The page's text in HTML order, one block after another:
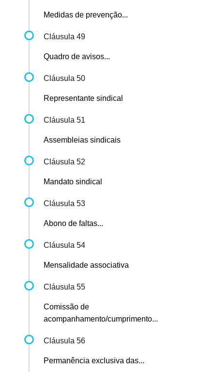
Medidas de prevenção...
Cláusula 49
Quadro de avisos...
Cláusula 50
Representante sindical
Cláusula 51
Assembleias sindicais
Cláusula 52
Mandato sindical
Cláusula 53
Abono de faltas...
Cláusula 54
Mensalidade associativa
Cláusula 55
Comissão de
acompanhamento/cumprimento...
Cláusula 56
Permanência exclusiva das...